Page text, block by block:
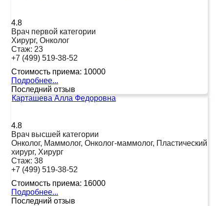
4.8
Врач первой категории
Хирург, Онколог
Стаж: 23
+7 (499) 519-38-52
Стоимость приема: 10000
Подробнее...
Последний отзыв
Карташева Алла Федоровна
4.8
Врач высшей категории
Онколог, Маммолог, Онколог-маммолог, Пластический
хирург, Хирург
Стаж: 38
+7 (499) 519-38-52
Стоимость приема: 16000
Подробнее...
Последний отзыв